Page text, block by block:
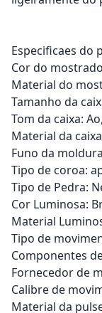
Especificaes do
Cor do
Material do
Tamanho da
Tom da caixa:
Material da
Funo da
Tipo de coroa:
Tipo de Pedra:
Cor Luminosa:
Material
Tipo de
Componentes
Fornecedor de
Calibre de
Material da